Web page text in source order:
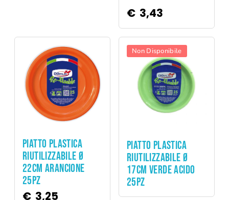
€ 3,43
PIATTO PLASTICA
RIUTILIZZABILE Ø
22CM ARANCIONE
25PZ
€ 3,25
Non Disponibile
PIATTO PLASTICA
RIUTILIZZABILE Ø
17CM VERDE ACIDO
25PZ